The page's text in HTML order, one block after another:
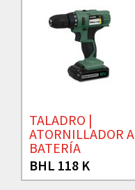
TALADRO |
ATORNILLADOR A
BATERÍA
BHL 118 K